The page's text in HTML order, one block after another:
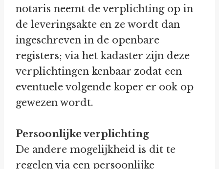
notaris neemt de verplichting op in
de leveringsakte en ze wordt dan
ingeschreven in de openbare
registers; via het kadaster zijn deze
verplichtingen kenbaar zodat een
eventuele volgende koper er ook op
gewezen wordt.
Persoonlijke verplichting
De andere mogelijkheid is dit te
regelen via een persoonlijke